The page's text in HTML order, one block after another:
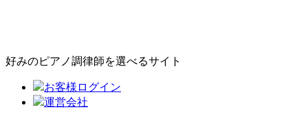
好みのピアノ調律師を選べるサイト
お客様ログイン
運営会社